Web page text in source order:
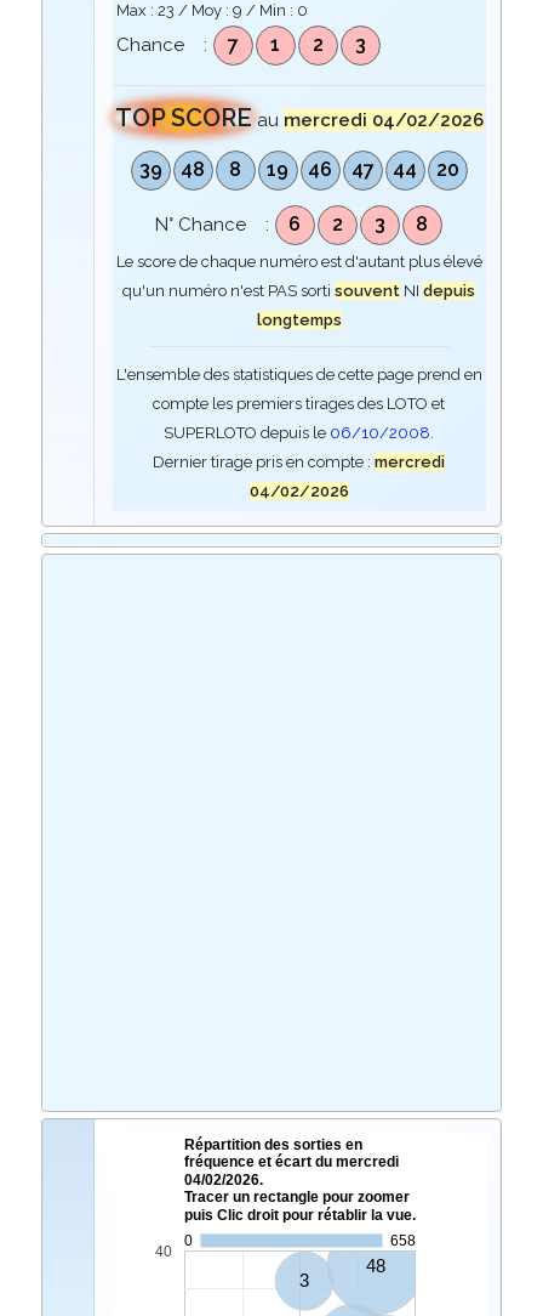
Max : 23 / Moy : 9 / Min : 0
Chance : 7 1 2 3
TOP SCORE au mercredi 04/02/2026
39 48 8 19 46 47 44 20
N° Chance : 6 2 3 8
Le score de chaque numéro est d'autant plus élevé
qu'un numéro n'est PAS sortisouvent NIdepuis
longtemps
L'ensemble des statistiques de cette page prend en
compte les premiers tirages des LOTO et
SUPERLOTO depuis le 06/10/2008.
Dernier tirage pris en compte :mercredi
04/02/2026
Répartition des sorties en
fréquence et écart du mercredi
04/02/2026.
Tracer un rectangle pour zoomer
puis Clic droit pour rétablir la vue.
0
658
48
3
40